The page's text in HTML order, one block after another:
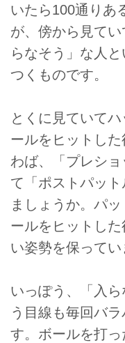
いたら100通りあ
が、傍から見て
らなそう」な人
つくものです。
とくに見ていて
ールをヒットし
わば、「プレシ
て「ポストパッ
ましょうか。パ
ールをヒットし
い姿勢を保ってい
いっぽう、「入
う目線も毎回バ
す。ボールを打